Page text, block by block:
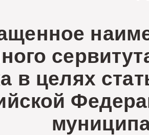
в целях